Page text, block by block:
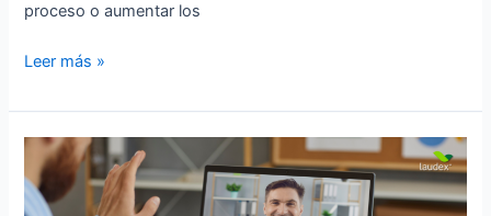
proceso o aumentar los
Leer más »
7
habilidades
que